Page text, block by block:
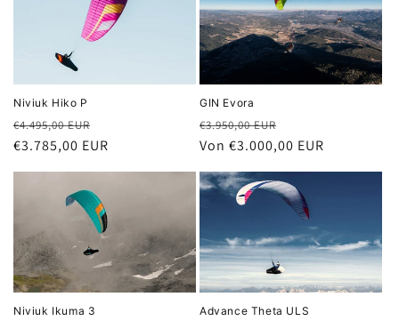
Niviuk Hiko P
Normaler
Preis
€4.495,00 EUR
€3.785,00 EUR
GIN Evora
Normaler
Preis
€3.950,00 EUR
Von €3.000,00 EUR
Niviuk Ikuma 3 Advance Theta ULS